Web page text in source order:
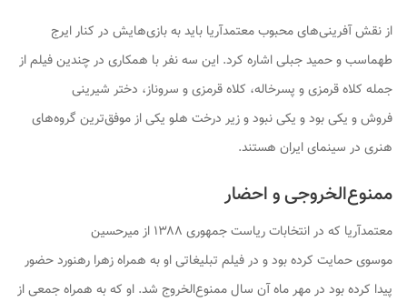
از نقش آفرینی‌های محبوب معتمدآریا باید به بازی‌هایش در کنار ایرج
طهماسب و حمید جبلی اشاره کرد. این سه نفر با همکاری در چندین فیلم از
جمله کلاه قرمزی و پسرخاله، کلاه قرمزی و سروناز، دختر شیرینی
فروشو یکی بود و یکی نبودوزیر درخت هلو یکی از موفق‌ترین گروه‌های
هنری در سینمای ایران هستند.
ممنوع‌الخروجی و احضار
معتمدآریا که در انتخابات ریاست جمهوری ۱۳۸۸ از میرحسین
موسوی حمایت کرده بود و در فیلم تبلیغاتی او به همراه زهرا رهنورد حضور
پیدا کرده بود در مهر ماه آن سال ممنوع‌الخروج شد. او که به همراه جمعی از